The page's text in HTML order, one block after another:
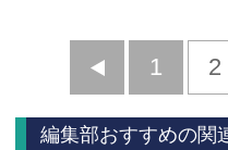
前
へ
1 2
編集部おすすめの関